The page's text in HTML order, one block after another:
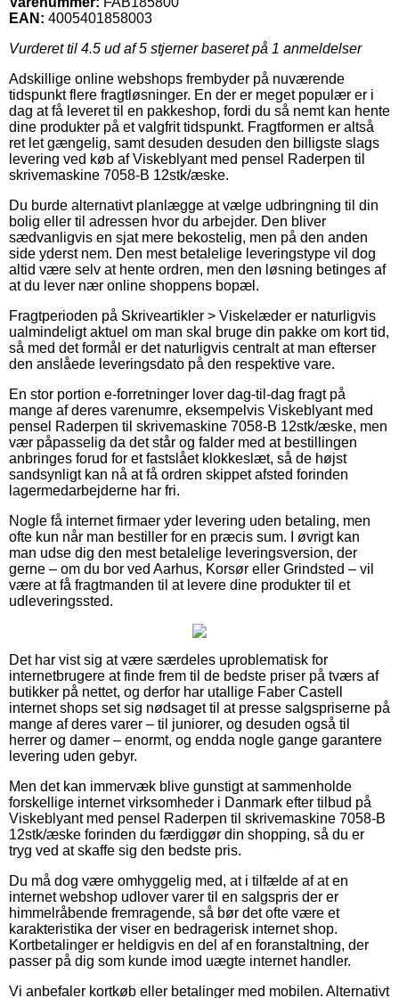
EAN: 4005401858003
Vurderet til 4.5 ud af 5 stjerner baseret på 1 anmeldelser
Adskillige online webshops frembyder på nuværende
tidspunkt flere fragtløsninger. En der er meget populær er i
dag at få leveret til en pakkeshop, fordi du så nemt kan hente
dine produkter på et valgfrit tidspunkt. Fragtformen er altså
ret let gængelig, samt desuden desuden den billigste slags
levering ved køb af Viskeblyant med pensel Raderpen til
skrivemaskine 7058-B 12stk/æske.
Du burde alternativt planlægge at vælge udbringning til din
bolig eller til adressen hvor du arbejder. Den bliver
sædvanligvis en sjat mere bekostelig, men på den anden
side yderst nem. Den mest betalelige leveringstype vil dog
altid være selv at hente ordren, men den løsning betinges af
at du lever nær online shoppens bopæl.
Fragtperioden på Skriveartikler > Viskelæder er naturligvis
ualmindeligt aktuel om man skal bruge din pakke om kort tid,
så med det formål er det naturligvis centralt at man efterser
den anslåede leveringsdato på den respektive vare.
En stor portion e-forretninger lover dag-til-dag fragt på
mange af deres varenumre, eksempelvis Viskeblyant med
pensel Raderpen til skrivemaskine 7058-B 12stk/æske, men
vær påpasselig da det står og falder med at bestillingen
anbringes forud for et fastslået klokkeslæt, så de højst
sandsynligt kan nå at få ordren skippet afsted forinden
lagermedarbejderne har fri.
Nogle få internet firmaer yder levering uden betaling, men
ofte kun når man bestiller for en præcis sum. I øvrigt kan
man udse dig den mest betalelige leveringsversion, der
gerne – om du bor ved Aarhus, Korsør eller Grindsted – vil
være at få fragtmanden til at levere dine produkter til et
udleveringssted.
Det har vist sig at være særdeles uproblematisk for
internetbrugere at finde frem til de bedste priser på tværs af
butikker på nettet, og derfor har utallige Faber Castell
internet shops set sig nødsaget til at presse salgspriserne på
mange af deres varer – til juniorer, og desuden også til
herrer og damer – enormt, og endda nogle gange garantere
levering uden gebyr.
Men det kan immervæk blive gunstigt at sammenholde
forskellige internet virksomheder i Danmark efter tilbud på
Viskeblyant med pensel Raderpen til skrivemaskine 7058-B
12stk/æske forinden du færdiggør din shopping, så du er
tryg ved at skaffe sig den bedste pris.
Du må dog være omhyggelig med, at i tilfælde af at en
internet webshop udlover varer til en salgspris der er
himmelråbende fremragende, så bør det ofte være et
karakteristika der viser en bedragerisk internet shop.
Kortbetalinger er heldigvis en del af en foranstaltning, der
passer på dig som kunde imod uægte internet handler.
Vi anbefaler kortkøb eller betalinger med mobilen. Alternativt